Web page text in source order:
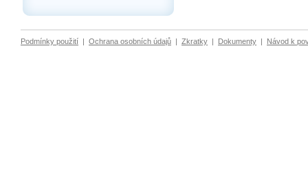
Podmínky použití | Ochrana osobních údajů | Zkratky | Dokumenty | Návod k